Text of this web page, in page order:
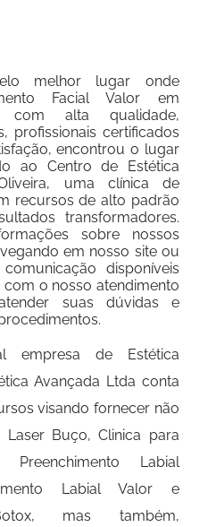
melhor lugar onde
Facial Valor em
com alta qualidade,
profissionais certificados
encontrou o lugar
ao Centro de Estética
uma clínica de
recursos de alto padrão
transformadores.
sobre nossos
em nosso site ou
disponíveis
o nosso atendimento
suas dúvidas e
empresa de Estética
Avançada Ltda conta
visando fornecer não
Buço, Clinica para
Labial
Labial Valor e
mas também,